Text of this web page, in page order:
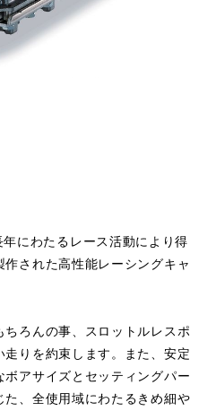
にわたるレース活動により得
された高性能レーシングキャ
ろんの事、スロットルレスポ
りを約束します。また、安定
ボアサイズとセッティングパー
、全使用域にわたるきめ細や